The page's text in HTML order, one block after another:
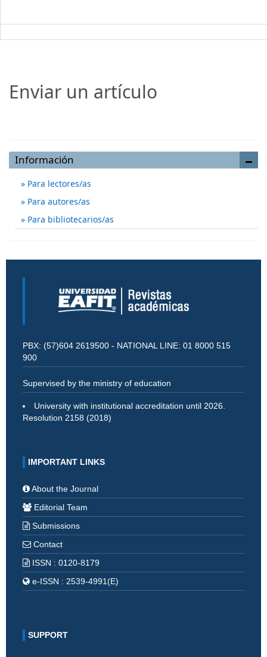
Enviar un artículo
Información
Para lectores/as
Para autores/as
Para bibliotecarios/as
PBX: (57)604 2619500 - NATIONAL LINE: 01 8000 515
900
Supervised by the ministry of education
University with institutional accreditation until 2026.
Resolution 2158 (2018)
IMPORTANT LINKS
About the Journal
Editorial Team
Submissions
Contact
ISSN : 0120-8179
e-ISSN : 2539-4991(E)
SUPPORT